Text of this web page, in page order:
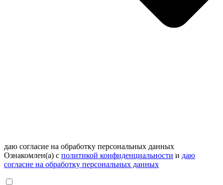
даю согласие на обработку персональных данных
Ознакомлен(а) с политикой конфиденциальности и даю
согласие на обработку персональных данных